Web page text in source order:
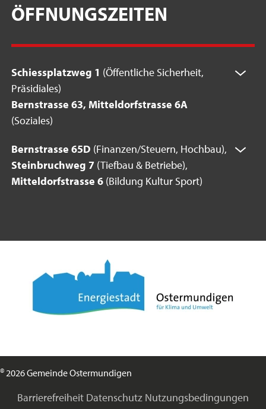
ÖFFNUNGSZEITEN
Schiessplatzweg 1 (Öffentliche Sicherheit,
Präsidiales)
Bernstrasse 63, Mitteldorfstrasse 6A
(Soziales)
Bernstrasse 65D (Finanzen/Steuern, Hochbau),
Steinbruchweg 7 (Tiefbau & Betriebe),
Mitteldorfstrasse 6 (Bildung Kultur Sport)
© 2026 Gemeinde Ostermundigen
Barrierefreiheit Datenschutz Nutzungsbedingungen